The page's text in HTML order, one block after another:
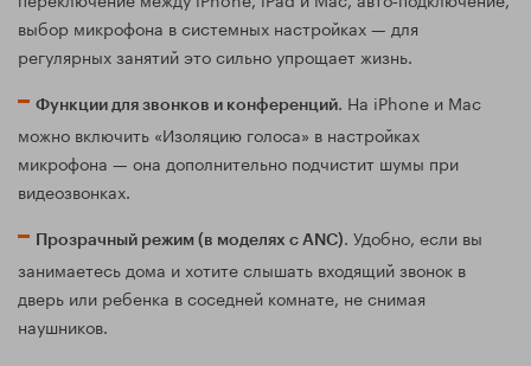
выбор микрофона в системных настройках — для
регулярных занятий это сильно упрощает жизнь.
Функции для звонков и конференций. На iPhone и Mac
можно включить «Изоляцию голоса» в настройках
микрофона — она дополнительно подчистит шумы при
видеозвонках.
Прозрачный режим (в моделях с ANC). Удобно, если вы
занимаетесь дома и хотите слышать входящий звонок в
дверь или ребенка в соседней комнате, не снимая
наушников.